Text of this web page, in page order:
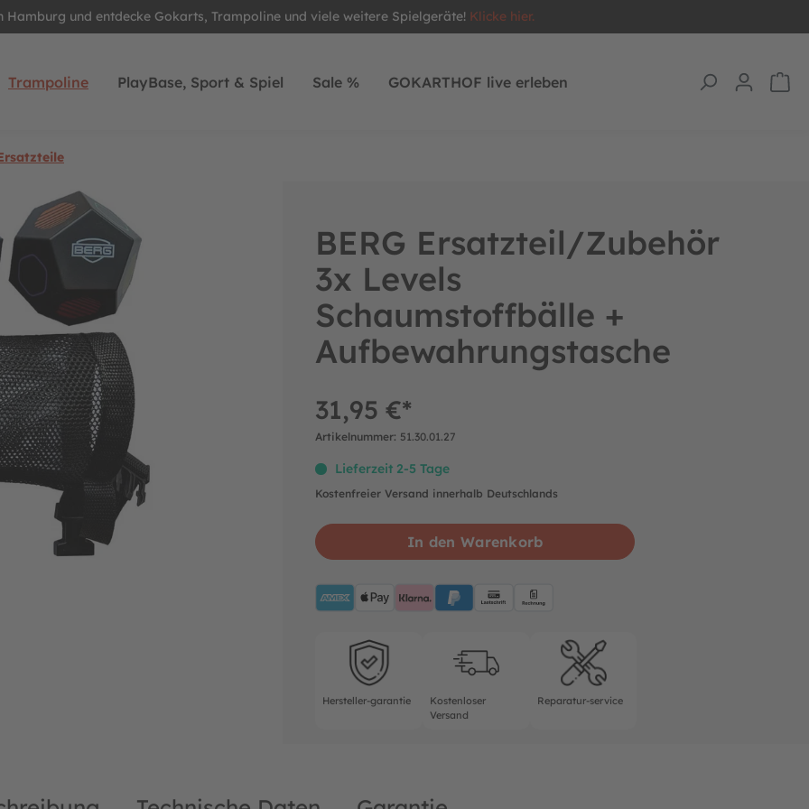
Hamburg und entdecke Gokarts, Trampoline und viele weitere Spielgeräte! Klicke hier.
Trampoline PlayBase, Sport & Spiel Sale % GOKARTHOF live erleben
BERG Ersatzteil/Zubehör
3x Levels
Schaumstoffbälle +
Aufbewahrungstasche
31,95 €*
Artikelnummer: 51.30.01.27
Lieferzeit 2-5 Tage
Kostenfreier Versand innerhalb Deutschlands
In den Warenkorb
ApplePayKlarna PayPalBlueLastschrift
Hersteller-garantie
Hersteller-garantie
Kostenloser Versand
Kostenloser
Versand
Reparatur-service
Reparatur-service